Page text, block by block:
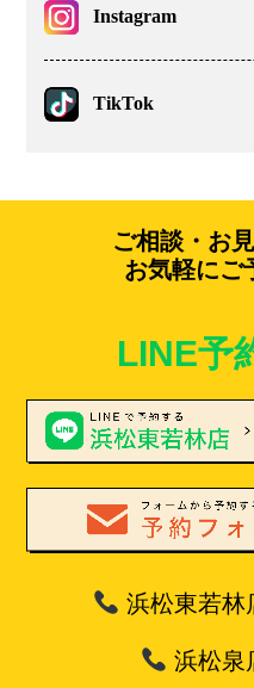
Instagram
TikTok
ご相談・お
お気軽にご
LINE予
浜松東若
浜松